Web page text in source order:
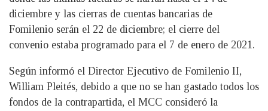
diciembre y las cierras de cuentas bancarias de
Fomilenio serán el 22 de diciembre; el cierre del
convenio estaba programado para el 7 de enero de 2021.
Según informó el Director Ejecutivo de Fomilenio II,
William Pleités, debido a que no se han gastado todos los
fondos de la contrapartida, el MCC consideró la